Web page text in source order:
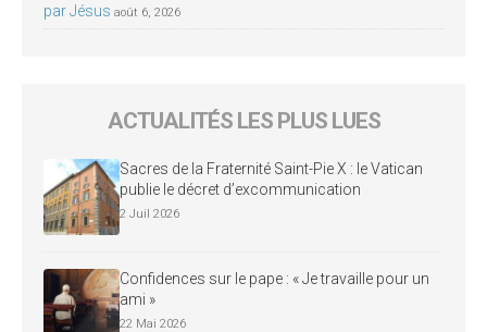
par Jésus août 6, 2026
ACTUALITÉS LES PLUS LUES
Sacres de la Fraternité Saint-Pie X : le Vatican
publie le décret d’excommunication
2 Juil 2026
Confidences sur le pape : « Je travaille pour un
ami »
22 Mai 2026